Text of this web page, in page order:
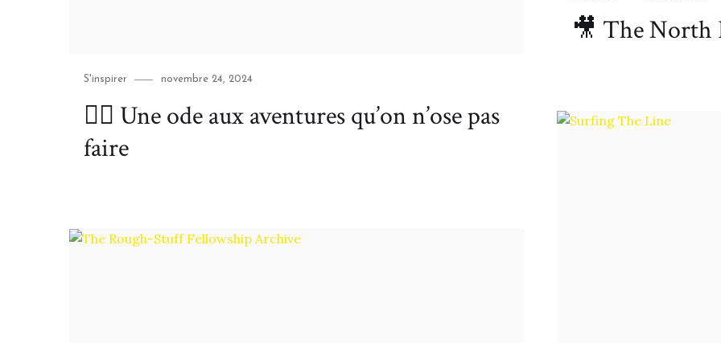
Category
S'inspirer
Posted
novembre 24, 2024
🚴‍♀️ Une ode aux aventures qu’on n’ose pas
faire
🎥 The North